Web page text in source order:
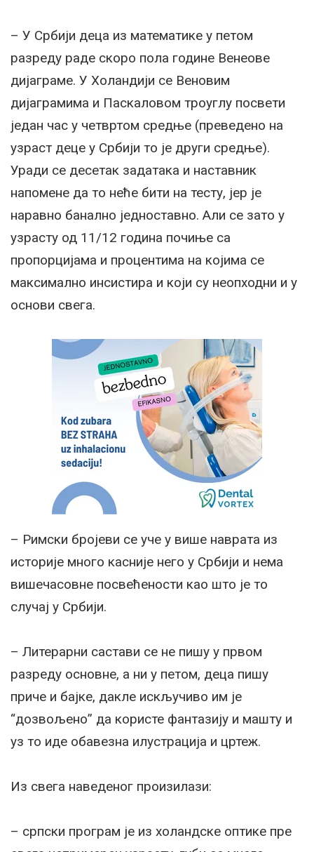
– У Србији деца из математике у петом
разреду раде скоро пола године Венеове
дијаграме. У Холандији се Веновим
дијаграмима и Паскаловом троуглу посвети
један час у четвртом средње (преведено на
узраст деце у Србији то је други средње).
Уради се десетак задатака и наставник
напомене да то неће бити на тесту, јер је
наравно банално једноставно. Али се зато у
узрасту од 11/12 година почиње са
пропорцијама и процентима на којима се
максимално инсистира и који су неопходни и у
основи свега.
– Римски бројеви се уче у више наврата из
историје много касније него у Србији и нема
вишечасовне посвећености као што је то
случај у Србији.
– Литерарни састави се не пишу у првом
разреду основне, а ни у петом, деца пишу
приче и бајке, дакле искључиво им је
“дозвољено” да користе фантазију и машту и
уз то иде обавезна илустрација и цртеж.
Из свега наведеног произилази:
– српски програм је из холандске оптике пре